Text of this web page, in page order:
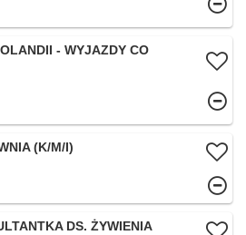
- WYJAZDY CO
(K/M/I)
DS. ŻYWIENIA